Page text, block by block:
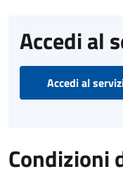
Accedi al
Accedi al
Condizioni